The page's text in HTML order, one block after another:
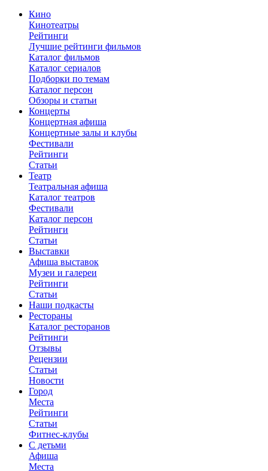
Кино
Кинотеатры
Рейтинги
Лучшие рейтинги фильмов
Каталог фильмов
Каталог сериалов
Подборки по темам
Каталог персон
Обзоры и статьи
Концерты
Концертная афиша
Концертные залы и клубы
Фестивали
Рейтинги
Статьи
Театр
Театральная афиша
Каталог театров
Фестивали
Каталог персон
Рейтинги
Статьи
Выставки
Афиша выставок
Музеи и галереи
Рейтинги
Статьи
Наши подкасты
Рестораны
Каталог ресторанов
Рейтинги
Отзывы
Рецензии
Статьи
Новости
Город
Места
Рейтинги
Статьи
Фитнес-клубы
С детьми
Афиша
Места